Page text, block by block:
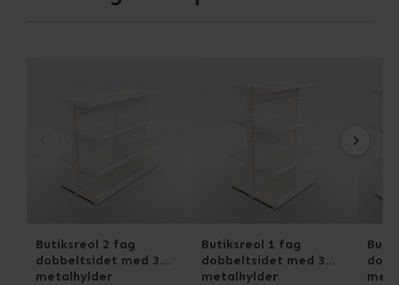
Butiksreol 2 fag
dobbeltsidet med 3
metalhylder
Butiksreol 1 fag
dobbeltsidet med 3
metalhylder